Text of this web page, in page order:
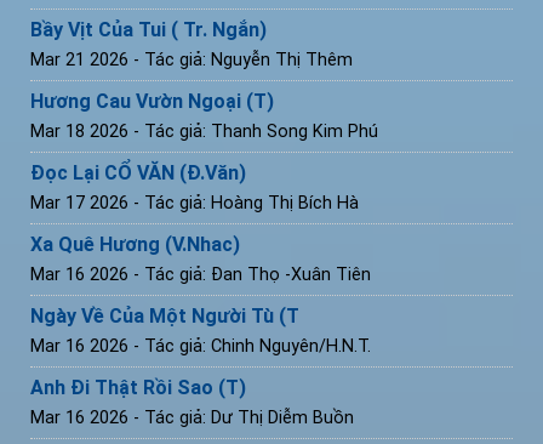
Bầy Vịt Của Tui ( Tr. Ngắn)
Mar 21 2026 - Tác giả: Nguyễn Thị Thêm
Hương Cau Vườn Ngoại (T)
Mar 18 2026 - Tác giả: Thanh Song Kim Phú
Đọc Lại CỔ VĂN (Đ.Văn)
Mar 17 2026 - Tác giả: Hoàng Thị Bích Hà
Xa Quê Hương (V.Nhac)
Mar 16 2026 - Tác giả: Đan Thọ -Xuân Tiên
Ngày Về Của Một Người Tù (T
Mar 16 2026 - Tác giả: Chinh Nguyên/H.N.T.
Anh Đi Thật Rồi Sao (T)
Mar 16 2026 - Tác giả: Dư Thị Diễm Buồn